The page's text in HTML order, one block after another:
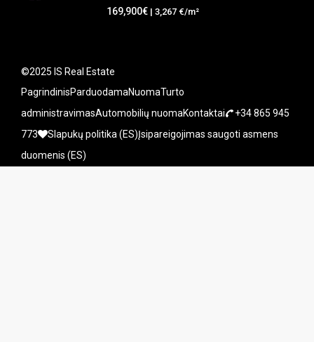
169,900€ | 3,267 €/m²
©2025 IS Real Estate
PagrindinisParduodamaNuomaTurto
administravimasAutomobilių nuomaKontaktai
+34 865 945
773
Slapukų politika (ES)Įsipareigojimas saugoti asmens
duomenis (ES)